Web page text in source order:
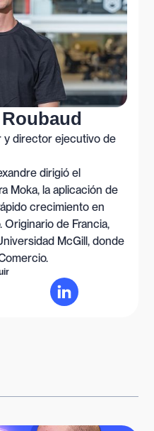
y director ejecutivo de
dirigió el
Moka, la aplicación de
crecimiento en
Originario de Francia,
McGill, donde